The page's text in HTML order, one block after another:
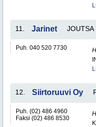
11. Jarinet JOUTSA
Puh. 040 520 7730
12. Siirtoruuvi Oy
Puh. (02) 486 4960
Faksi (02) 486 8530